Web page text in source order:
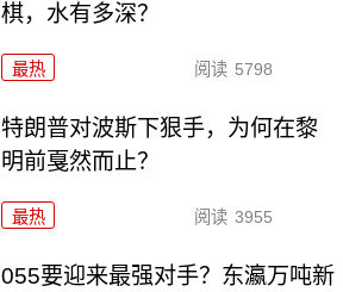
棋，水有多深？
最热 阅读 5798
特朗普对波斯下狠手，为何在黎
明前戛然而止？
最热 阅读 3955
055要迎来最强对手？东瀛万吨新